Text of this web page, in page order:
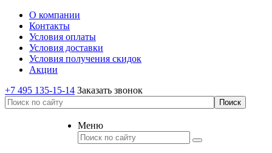
О компании
Контакты
Условия оплаты
Условия доставки
Условия получения скидок
Акции
+7 495 135-15-14 Заказать звонок
Меню